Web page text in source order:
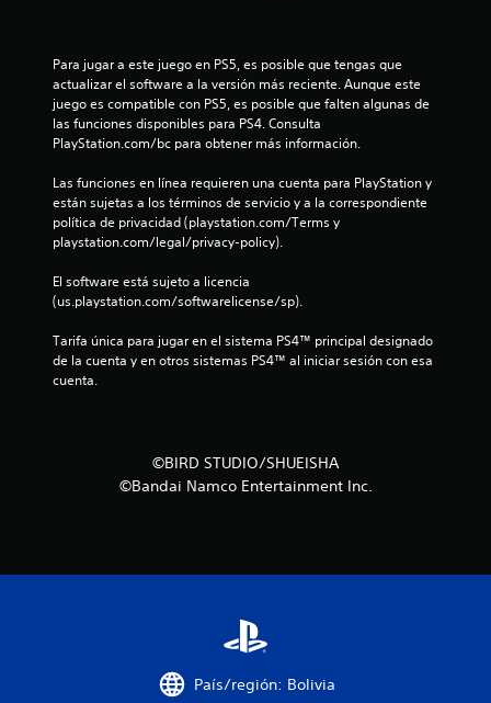
l
d
6
c
c
Para jugar a este juego en PS5, es posible que tengas que
actualizar el software a la versión más reciente. Aunque este
juego es compatible con PS5, es posible que falten algunas de
las funciones disponibles para PS4. Consulta
PlayStation.com/bc para obtener más información.
Las funciones en línea requieren una cuenta para PlayStation y
están sujetas a los términos de servicio y a la correspondiente
política de privacidad (playstation.com/Terms y
playstation.com/legal/privacy-policy).
El software está sujeto a licencia
(us.playstation.com/softwarelicense/sp).
Tarifa única para jugar en el sistema PS4™ principal designado
de la cuenta y en otros sistemas PS4™ al iniciar sesión con esa
cuenta.
©BIRD STUDIO/SHUEISHA
©Bandai Namco Entertainment Inc.
País/región: Bolivia